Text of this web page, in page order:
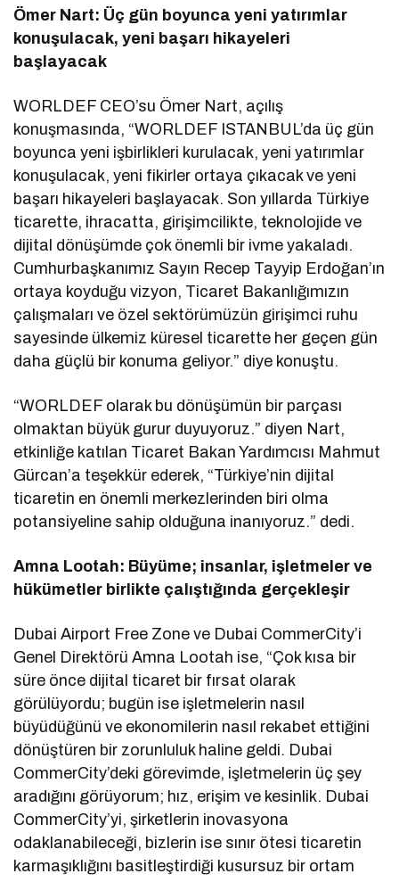
Ömer Nart: Üç gün boyuncayeni yatırımlar
konuşulacak, yeni başarı hikayeleri
başlayacak
WORLDEF CEO’su Ömer Nart, açılış
konuşmasında, “WORLDEF ISTANBUL’da üç gün
boyunca yeni işbirlikleri kurulacak, yeni yatırımlar
konuşulacak, yeni fikirler ortaya çıkacak ve yeni
başarı hikayeleri başlayacak. Son yıllarda Türkiye
ticarette, ihracatta, girişimcilikte, teknolojide ve
dijital dönüşümde çok önemli bir ivme yakaladı.
Cumhurbaşkanımız Sayın Recep Tayyip Erdoğan’ın
ortaya koyduğu vizyon, Ticaret Bakanlığımızın
çalışmaları ve özel sektörümüzün girişimci ruhu
sayesinde ülkemiz küresel ticarette her geçen gün
daha güçlü bir konuma geliyor.” diye konuştu.
“WORLDEF olarak bu dönüşümün bir parçası
olmaktan büyük gurur duyuyoruz.” diyen Nart,
etkinliğe katılan Ticaret Bakan Yardımcısı Mahmut
Gürcan’a teşekkür ederek, “Türkiye’nin dijital
ticaretin en önemli merkezlerinden biri olma
potansiyeline sahip olduğuna inanıyoruz.” dedi.
Amna Lootah: Büyüme; insanlar, işletmeler ve
hükümetler birlikte çalıştığında gerçekleşir
Dubai Airport Free Zone ve Dubai CommerCity’i
Genel Direktörü Amna Lootah ise, “Çok kısa bir
süre önce dijital ticaret bir fırsat olarak
görülüyordu; bugün ise işletmelerin nasıl
büyüdüğünü ve ekonomilerin nasıl rekabet ettiğini
dönüştüren bir zorunluluk haline geldi. Dubai
CommerCity’deki görevimde, işletmelerin üç şey
aradığını görüyorum; hız, erişim ve kesinlik. Dubai
CommerCity’yi, şirketlerin inovasyona
odaklanabileceği, bizlerin ise sınır ötesi ticaretin
karmaşıklığını basitleştirdiği kusursuz bir ortam